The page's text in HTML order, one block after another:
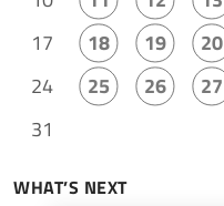
17
18 19 20
24
25 26 27
31
WHAT’S NEXT